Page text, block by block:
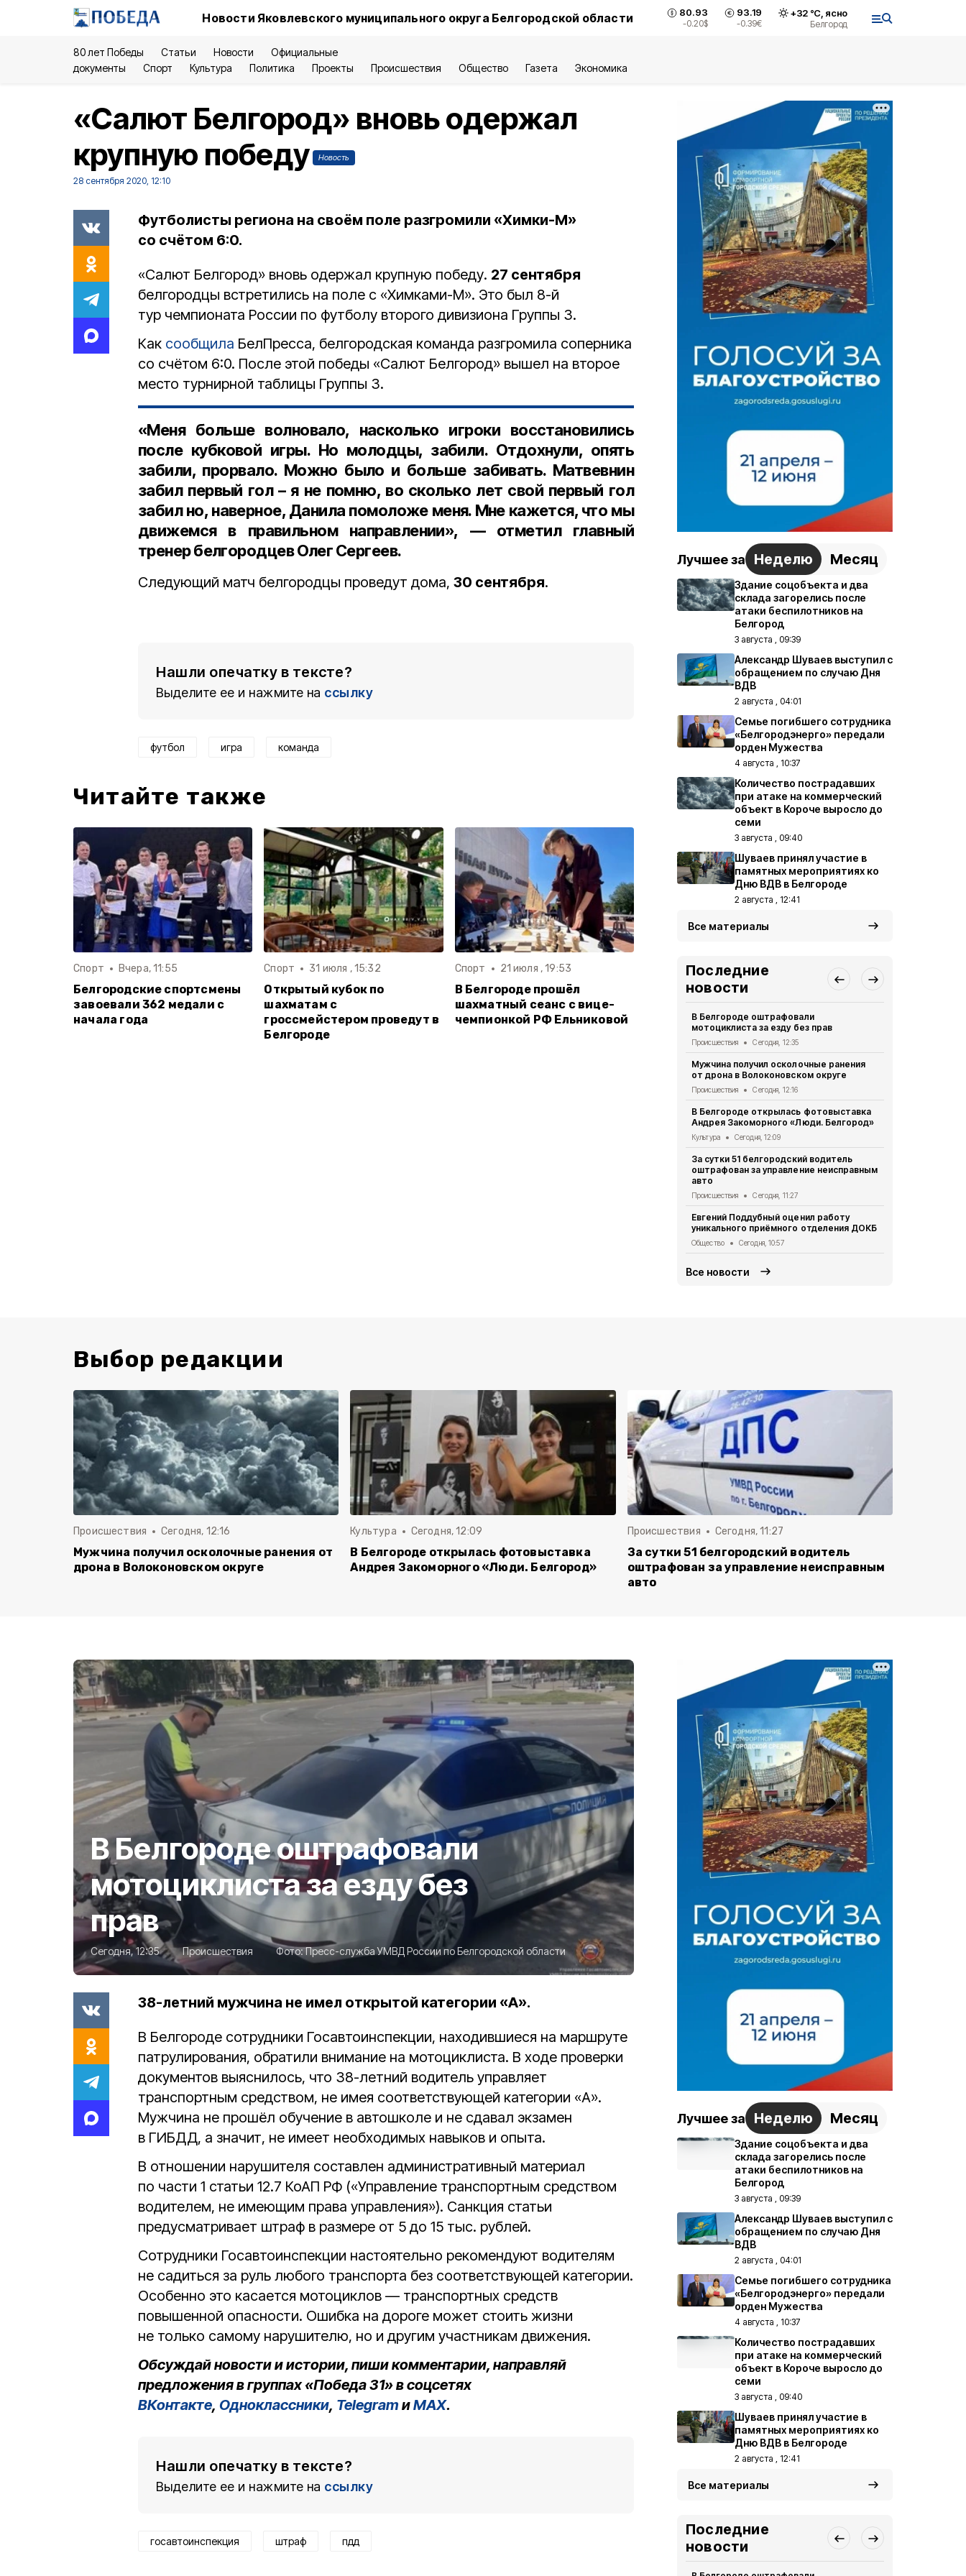
Новости Яковлевского муниципального округа Белгородской области 80.93
-0.20$
93.19
-0.39€
+32°С, ясно
Белгород
80 лет Победы Статьи Новости
Официальные
документы
Спорт Культура Политика Проекты Происшествия Общество Газета Экономика
«Салют Белгород» вновь одержал
крупную победу
Новость
28 сентября 2020, 12:10
Футболисты региона на своём поле разгромили «Химки-М»
со счётом 6:0.
«Салют Белгород» вновь одержал крупную победу. 27 сентября
белгородцы встретились на поле с «Химками-М». Это был 8-й
тур чемпионата России по футболу второго дивизиона Группы 3.
Как сообщила БелПресса, белгородская команда разгромила соперника
со счётом 6:0. После этой победы «Салют Белгород» вышел на второе
место турнирной таблицы Группы 3.
«Меня больше волновало, насколько игроки восстановились
после кубковой игры. Но молодцы, забили. Отдохнули, опять
забили, прорвало. Можно было и больше забивать. Матвевнин
забил первый гол – я не помню, во сколько лет свой первый гол
забил но, наверное, Данила помоложе меня. Мне кажется, что мы
движемся в правильном направлении», — отметил главный
тренер белгородцев Олег Сергеев.
Следующий матч белгородцы проведут дома, 30 сентября.
Нашли опечатку в тексте?
Выделите ее и нажмите на ссылку
футбол игра команда
Читайте также
Спорт Вчера, 11:55
Белгородские спортсмены
завоевали 362 медали с
начала года
Спорт 31 июля , 15:32
Открытый кубок по
шахматам с
гроссмейстером проведут в
Белгороде
Спорт 21 июля , 19:53
В Белгороде прошёл
шахматный сеанс с вице-
чемпионкой РФ Ельниковой
Лучшее за Неделю Месяц
Здание соцобъекта и два
склада загорелись после
атаки беспилотников на
Белгород
3 августа , 09:39
Александр Шуваев выступил с
обращением по случаю Дня
ВДВ
2 августа , 04:01
Семье погибшего сотрудника
«Белгородэнерго» передали
орден Мужества
4 августа , 10:37
Количество пострадавших
при атаке на коммерческий
объект в Короче выросло до
семи
3 августа , 09:40
Шуваев принял участие в
памятных мероприятиях ко
Дню ВДВ в Белгороде
2 августа , 12:41
Все материалы
Последние
новости
В Белгороде оштрафовали
мотоциклиста за езду без прав
Происшествия Сегодня, 12:35
Мужчина получил осколочные ранения
от дрона в Волоконовском округе
Происшествия Сегодня, 12:16
В Белгороде открылась фотовыставка
Андрея Закоморного «Люди. Белгород»
Культура Сегодня, 12:09
За сутки 51 белгородский водитель
оштрафован за управление неисправным
авто
Происшествия Сегодня, 11:27
Евгений Поддубный оценил работу
уникального приёмного отделения ДОКБ
Общество Сегодня, 10:57
Все новости
Выбор редакции
Происшествия Сегодня, 12:16
Мужчина получил осколочные ранения от
дрона в Волоконовском округе
Культура Сегодня, 12:09
В Белгороде открылась фотовыставка
Андрея Закоморного «Люди. Белгород»
Происшествия Сегодня, 11:27
За сутки 51 белгородский водитель
оштрафован за управление неисправным
авто
В Белгороде оштрафовали
мотоциклиста за езду без
прав
Сегодня, 12:35 Происшествия Фото:Пресс-служба УМВД России по Белгородской области
38-летний мужчина не имел открытой категории «А».
В Белгороде сотрудники Госавтоинспекции, находившиеся на маршруте
патрулирования, обратили внимание на мотоциклиста. В ходе проверки
документов выяснилось, что 38-летний водитель управляет
транспортным средством, не имея соответствующей категории «А».
Мужчина не прошёл обучение в автошколе и не сдавал экзамен
в ГИБДД, а значит, не имеет необходимых навыков и опыта.
В отношении нарушителя составлен административный материал
по части 1 статьи 12.7 КоАП РФ («Управление транспортным средством
водителем, не имеющим права управления»). Санкция статьи
предусматривает штраф в размере от 5 до 15 тыс. рублей.
Сотрудники Госавтоинспекции настоятельно рекомендуют водителям
не садиться за руль любого транспорта без соответствующей категории.
Особенно это касается мотоциклов — транспортных средств
повышенной опасности. Ошибка на дороге может стоить жизни
не только самому нарушителю, но и другим участникам движения.
Обсуждай новости и истории, пиши комментарии, направляй
предложения в группах «Победа 31» в соцсетях
ВКонтакте, Одноклассники, Telegram иMAX.
Нашли опечатку в тексте?
Выделите ее и нажмите на ссылку
госавтоинспекция штраф пдд
Лучшее за Неделю Месяц
Здание соцобъекта и два
склада загорелись после
атаки беспилотников на
Белгород
3 августа , 09:39
Александр Шуваев выступил с
обращением по случаю Дня
ВДВ
2 августа , 04:01
Семье погибшего сотрудника
«Белгородэнерго» передали
орден Мужества
4 августа , 10:37
Количество пострадавших
при атаке на коммерческий
объект в Короче выросло до
семи
3 августа , 09:40
Шуваев принял участие в
памятных мероприятиях ко
Дню ВДВ в Белгороде
2 августа , 12:41
Все материалы
Последние
новости